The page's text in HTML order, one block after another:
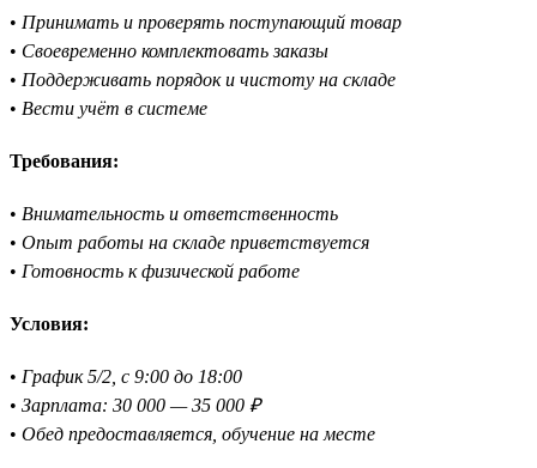
• Принимать и проверять поступающий товар
• Своевременно комплектовать заказы
• Поддерживать порядок и чистоту на складе
• Вести учёт в системе
Требования:
• Внимательность и ответственность
• Опыт работы на складе приветствуется
• Готовность к физической работе
Условия:
• График 5/2, с 9:00 до 18:00
• Зарплата: 30 000 — 35 000 ₽
• Обед предоставляется, обучение на месте